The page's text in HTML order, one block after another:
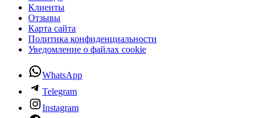
Клиенты
Отзывы
Карта сайта
Политика конфиденциальности
Уведомление о файлах cookie
WhatsApp
Telegram
Instagram